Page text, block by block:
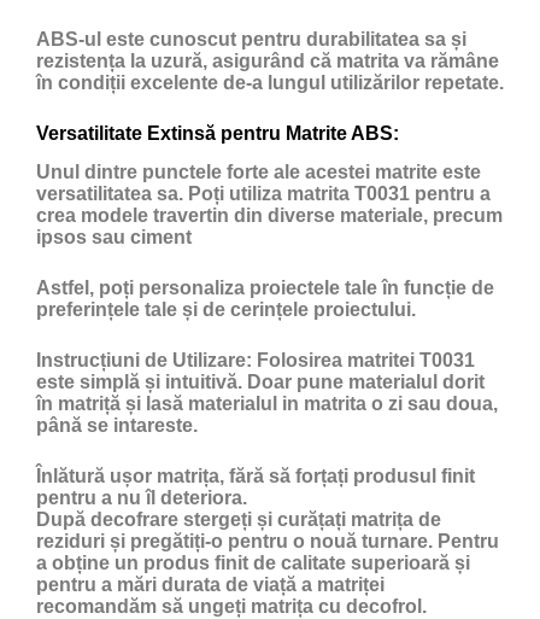
ABS-ul este cunoscut pentru durabilitatea sa și
rezistența la uzură, asigurând că matrita va rămâne
în condiții excelente de-a lungul utilizărilor repetate.
Versatilitate Extinsă pentru Matrite ABS:
Unul dintre punctele forte ale acestei matrite este
versatilitatea sa. Poți utiliza matrita T0031 pentru a
crea modele travertin din diverse materiale, precum
ipsos sau ciment
Astfel, poți personaliza proiectele tale în funcție de
preferințele tale și de cerințele proiectului.
Instrucțiuni de Utilizare: Folosirea matritei T0031
este simplă și intuitivă. Doar pune materialul dorit
în matriță și lasă materialul in matrita o zi sau doua,
până se intareste.
Înlătură ușor matrița, fără să forțați produsul finit
pentru a nu îl deteriora.
După decofrare stergeți și curățați matrița de
reziduri și pregătiți-o pentru o nouă turnare. Pentru
a obține un produs finit de calitate superioară și
pentru a mări durata de viață a matriței
recomandăm să ungeți matrița cu decofrol .